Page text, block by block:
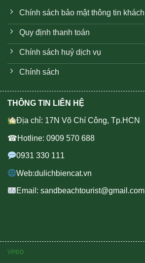
Chính sách bảo mật thông tin khách
Quy định thanh toán
Chính sách huỷ dịch vụ
Chính sách
THÔNG TIN LIÊN HỆ
Địa chỉ: 17N Võ Chí Công, Tp.HCN
☎Hotline: 0909 570 688
0931 330 111
Web:dulichbiencat.vn
Email: sandbeachtourist@gmail.com
VPĐD